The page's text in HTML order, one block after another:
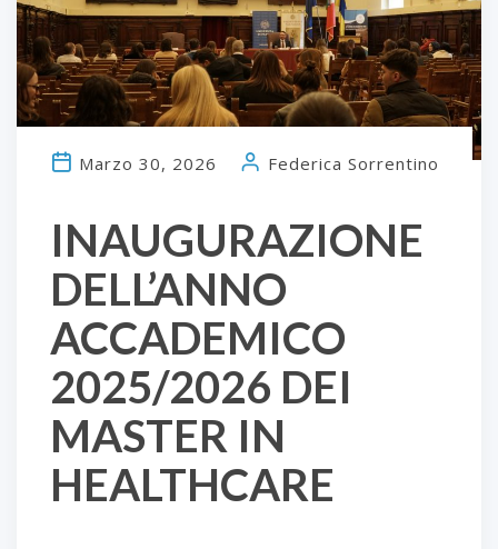
INAUGURAZIONE
DELL’ANNO
ACCADEMICO
2025/2026 DEI
MASTER IN
HEALTHCARE
Marzo 30, 2026 Federica Sorrentino